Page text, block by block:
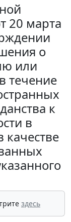
20 марта
о
или
течение
к
в
качестве
здесь